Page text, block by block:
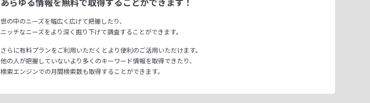
世の中のニーズを幅広く広げて把握したり、
ニッチなニーズをより深く掘り下げて調査することができます。
さらに有料プランをご利用いただくとより便利のご活用いただけます。
他の人が把握していないより多くのキーワード情報を取得できたり、
検索エンジンでの月間検索数も取得することができます。